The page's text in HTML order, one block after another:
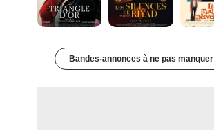
Bandes-annonces à ne pas manquer